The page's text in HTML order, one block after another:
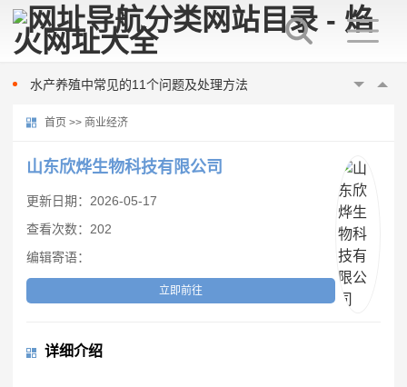
美国“尼米兹”号航母连摔两机，都是因为它？
梅雨季节南美白对虾养殖注意事项
水产养殖中常见的11个问题及处理方法
如何提高蠕动恒流泵的灌装精度
河南一幼儿园凌晨起火，警方通报：未造成人员伤亡
朝鲜试射海对地战略巡航导弹
达成停火18天后战火再起 以总理下令袭击加沙
美国“尼米兹”号航母连摔两机，都是因为它？
首页 >> 商业经济
山东欣烨生物科技有限公司
更新日期：2026-05-17
查看次数：202
编辑寄语：
立即前往
详细介绍